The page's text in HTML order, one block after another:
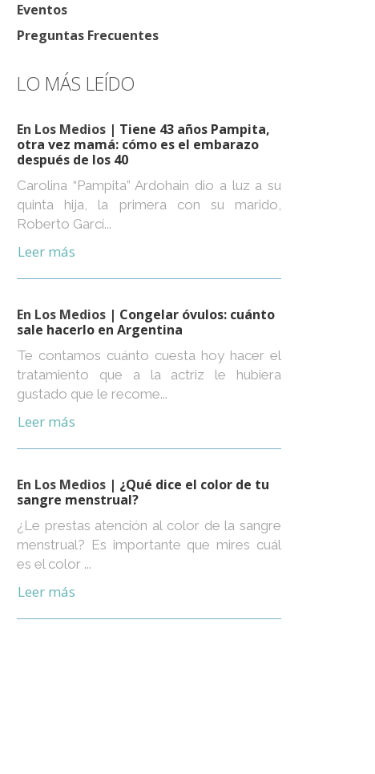
Eventos
Preguntas Frecuentes
LO MÁS LEÍDO
En Los Medios | Tiene 43 años Pampita,
otra vez mamá: cómo es el embarazo
después de los 40
Carolina “Pampita” Ardohain dio a luz a su
quinta hija, la primera con su marido,
Roberto Garcí...
Leer más
En Los Medios | Congelar óvulos: cuánto
sale hacerlo en Argentina
Te contamos cuánto cuesta hoy hacer el
tratamiento que a la actriz le hubiera
gustado que le recome...
Leer más
En Los Medios | ¿Qué dice el color de tu
sangre menstrual?
¿Le prestas atención al color de la sangre
menstrual? Es importante que mires cuál
es el color ...
Leer más